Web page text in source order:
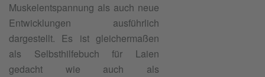
Muskelentspannung als auch neue
Entwicklungen ausführlich
dargestellt. Es ist gleichermaßen
als Selbsthilfebuch für Laien
gedacht wie auch als